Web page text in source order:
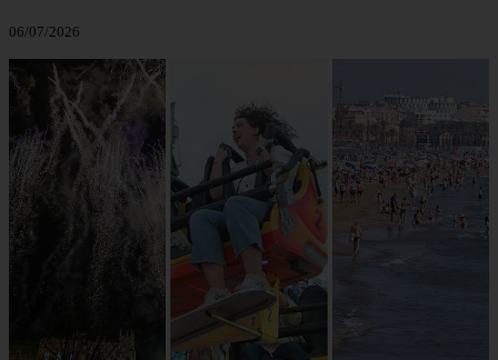
06/07/2026